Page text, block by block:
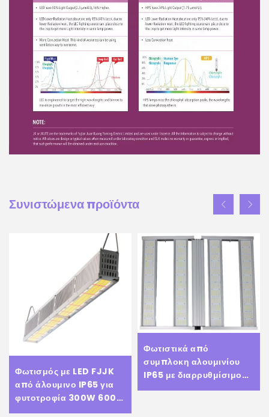
Συνιστώμενα προϊόντα
Φωτισμός με LED FJJK
από άλουμινο IP65 για
φυτοτροφία 300W 600W
Full Cycle Spectrum
Φωτιστικά από
συμπλοκη αλουμινίου
IP65 με διαρρυθμίσιμο
φως, διαρρυθμίσιμα με